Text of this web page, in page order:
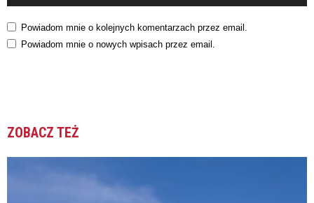
Powiadom mnie o kolejnych komentarzach przez email.
Powiadom mnie o nowych wpisach przez email.
ZOBACZ TEŻ